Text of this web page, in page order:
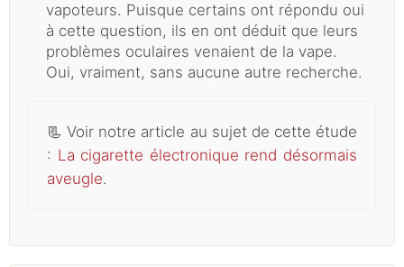
vapoteurs. Puisque certains ont répondu oui
à cette question, ils en ont déduit que leurs
problèmes oculaires venaient de la vape.
Oui, vraiment, sans aucune autre recherche.
📃 Voir notre article au sujet de cette étude
: La cigarette électronique rend désormais
aveugle.